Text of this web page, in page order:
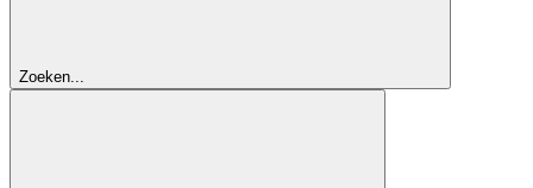
Zoeken...